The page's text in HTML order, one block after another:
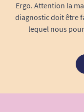
Ergo. Attention la
diagnostic doit être
lequel nous